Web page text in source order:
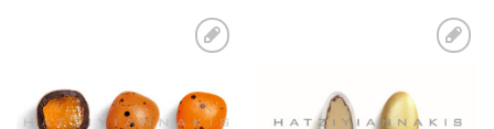
επιθυμιών
επιθυμιών